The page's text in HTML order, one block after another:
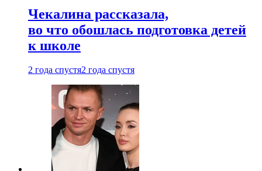
Чекалина рассказала,
во что обошлась подготовка детей
к школе
2 года спустя2 года спустя